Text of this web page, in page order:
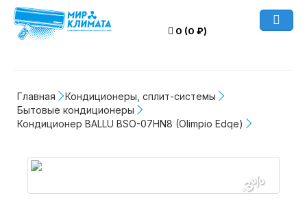
0 (0 ₽)
Главная
Кондиционеры, сплит-системы
Бытовые кондиционеры
Кондиционер BALLU BSO-07HN8 (Olimpio Edqe)
-3%